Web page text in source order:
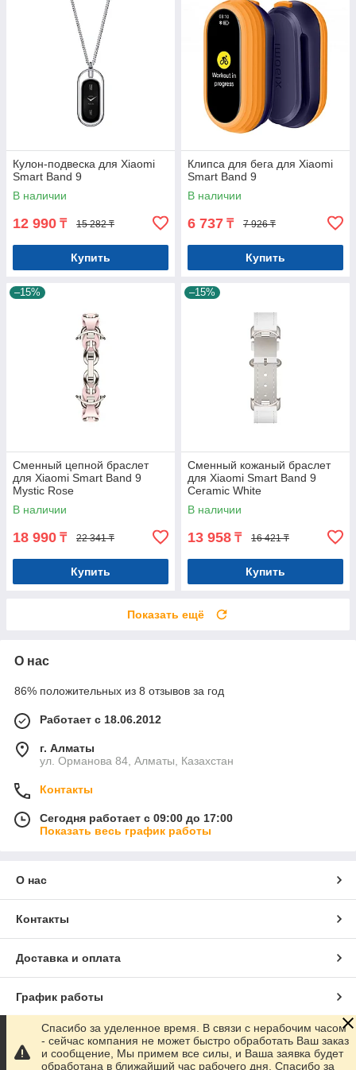
Кулон-подвеска для Xiaomi
Smart Band 9
В наличии
12 990 ₸ 15 282 ₸
Купить
Клипса для бега для Xiaomi
Smart Band 9
В наличии
6 737 ₸ 7 926 ₸
Купить
–15%
Сменный цепной браслет
для Xiaomi Smart Band 9
Mystic Rose
В наличии
18 990 ₸ 22 341 ₸
Купить
–15%
Сменный кожаный браслет
для Xiaomi Smart Band 9
Ceramic White
В наличии
13 958 ₸ 16 421 ₸
Купить
Показать ещё
О нас
86% положительных из 8 отзывов за год
Работает с 18.06.2012
г. Алматы
ул. Орманова 84, Алматы, Казахстан
Контакты
Сегодня работает с 09:00 до 17:00
Показать весь график работы
О нас
Контакты
Доставка и оплата
График работы
Полная версия сайта
Спасибо за уделенное время. В связи с нерабочим часом
- сейчас компания не может быстро обработать Ваш заказ
и сообщение, Мы примем все силы, и Ваша заявка будет
обработана в ближайший час рабочего дня. Спасибо за